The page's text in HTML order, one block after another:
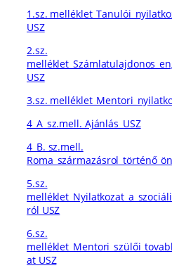
1.sz.
USZ
2.sz.
USZ
3.sz.
4_A_sz.mell. Ajánlás_USZ
4_B. sz.mell.
5.sz.
ról USZ
6.sz.
at USZ